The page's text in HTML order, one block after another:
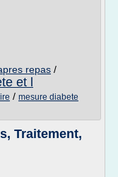
repas /
et l
/ mesure diabete
Traitement,